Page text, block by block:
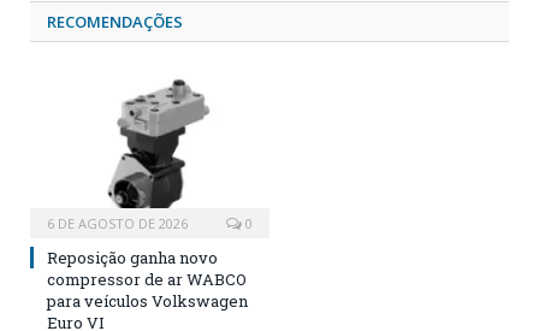
RECOMENDAÇÕES
6 DE AGOSTO DE 2026 0
Reposição ganha novo
compressor de ar WABCO
para veículos Volkswagen
Euro VI